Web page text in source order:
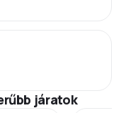
járatok